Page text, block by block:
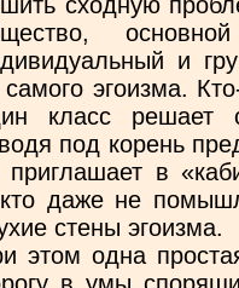
и
самого эгоизма.
класс решает
под корень
приглашает в
даже не
стены эгоизма.
этом одна